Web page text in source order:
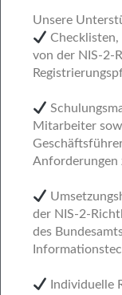
Unsere
von der NIS-2-
Mitarbeiter
Anforderungen
der NIS-2-
des
Individuelle